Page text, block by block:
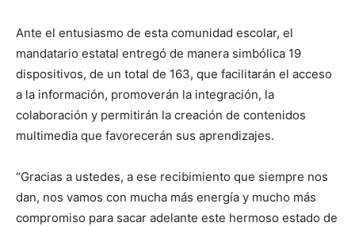
Ante el entusiasmo de esta comunidad escolar, el
mandatario estatal entregó de manera simbólica 19
dispositivos, de un total de 163, que facilitarán el acceso
a la información, promoverán la integración, la
colaboración y permitirán la creación de contenidos
multimedia que favorecerán sus aprendizajes.
“Gracias a ustedes, a ese recibimiento que siempre nos
dan, nos vamos con mucha más energía y mucho más
compromiso para sacar adelante este hermoso estado de